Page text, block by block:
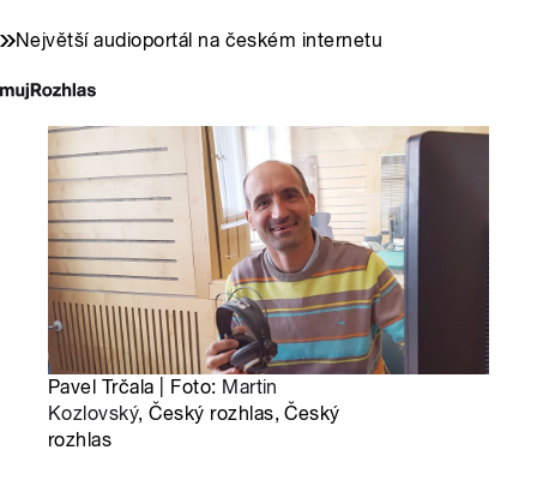
Největší audioportál na českém internetu
Pavel Trčala | Foto: Martin
Kozlovský, Český rozhlas, Český
rozhlas